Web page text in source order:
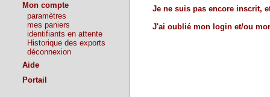
Mon compte
paramètres
mes paniers
identifiants en attente
Historique des exports
déconnexion
Aide
Portail
Je ne suis pas encore inscrit,
J'ai oublié mon login et/ou